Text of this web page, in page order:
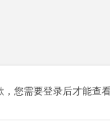
，您需要登录后才能查